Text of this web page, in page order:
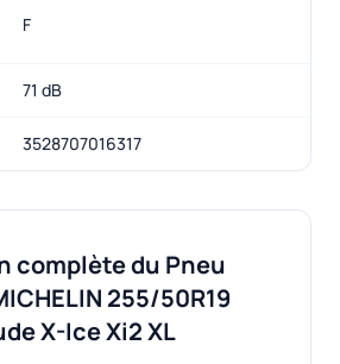
F
71 dB
3528707016317
complète du Pneu
255/50R19
X-Ice Xi2 XL